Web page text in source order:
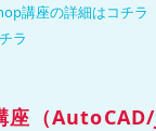
講座の詳細はコチラ
ラ
座（AutoCAD/